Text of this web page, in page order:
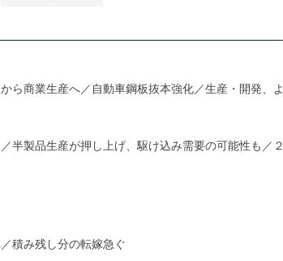
ら商業生産へ／自動車鋼板抜本強化／生産・開発、よ
半製品生産が押し上げ、駆け込み需要の可能性も／２
積み残し分の転嫁急ぐ